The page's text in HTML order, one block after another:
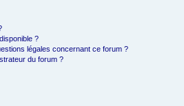
?
légales concernant ce forum ?
du forum ?